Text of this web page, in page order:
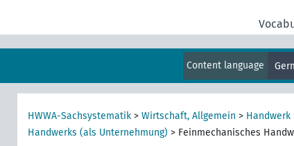
Content language
HWWA-Sachsystematik > Wirtschaft, Allgemein > Handwerk
Handwerks (als Unternehmung) > Feinmechanisches